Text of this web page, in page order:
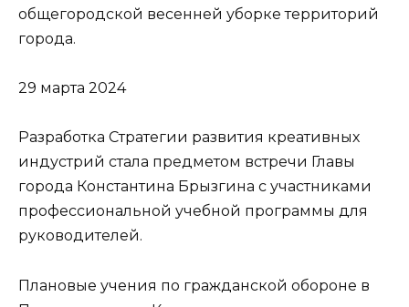
общегородской весенней уборке территорий
города.
29 марта 2024
Разработка Стратегии развития креативных
индустрий стала предметом встречи Главы
города Константина Брызгина с участниками
профессиональной учебной программы для
руководителей.
Плановые учения по гражданской обороне в